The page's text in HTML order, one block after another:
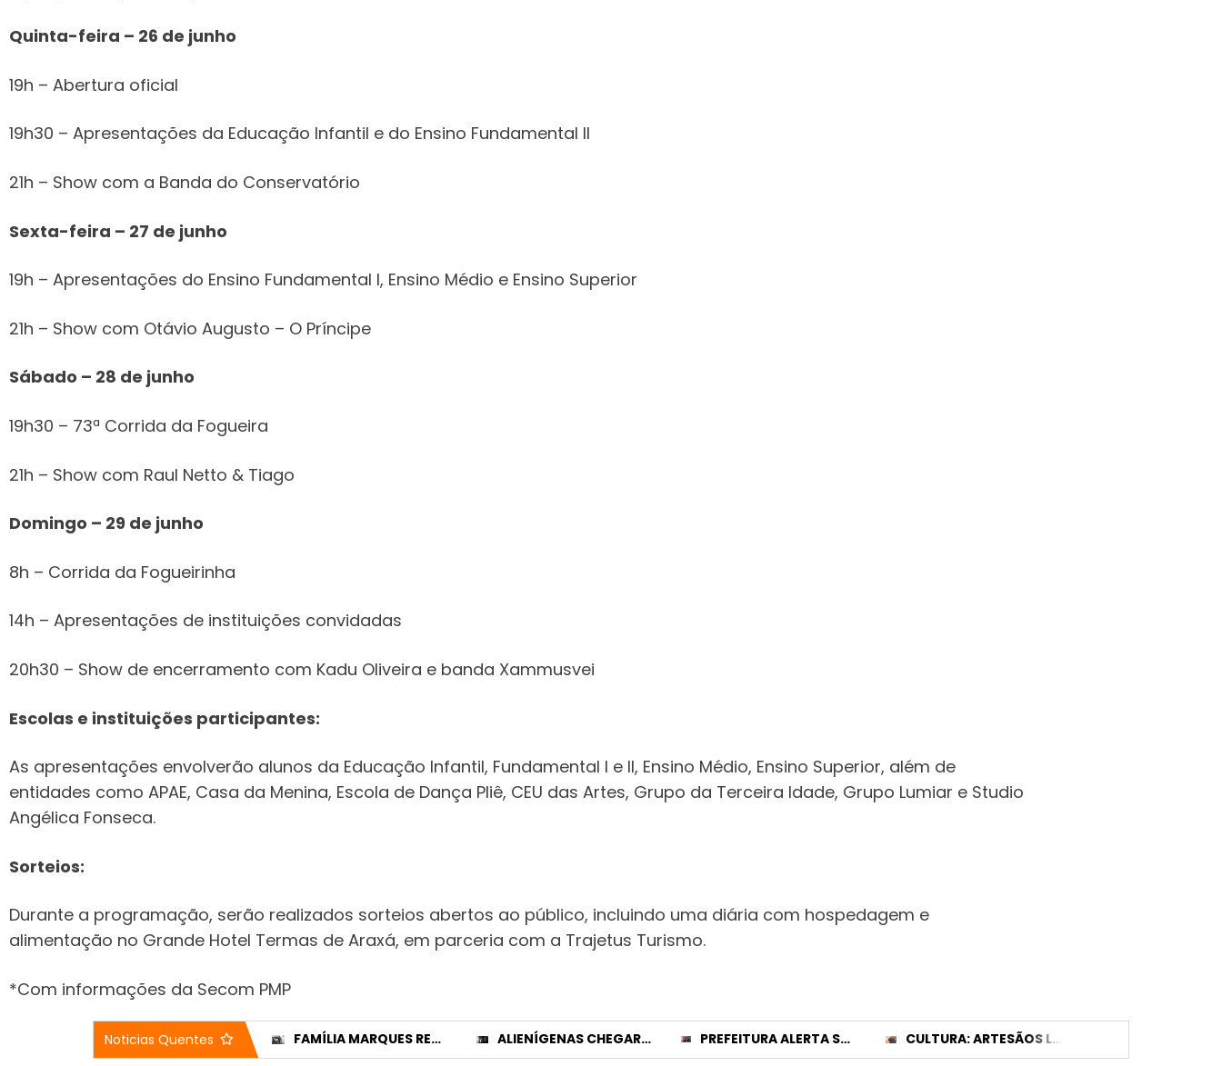
Quinta-feira – 26 de junho
19h – Abertura oficial
19h30 – Apresentações da Educação Infantil e do Ensino Fundamental II
21h – Show com a Banda do Conservatório
Sexta-feira – 27 de junho
19h – Apresentações do Ensino Fundamental I, Ensino Médio e Ensino Superior
21h – Show com Otávio Augusto – O Príncipe
Sábado – 28 de junho
19h30 – 73ª Corrida da Fogueira
21h – Show com Raul Netto & Tiago
Domingo – 29 de junho
8h – Corrida da Fogueirinha
14h – Apresentações de instituições convidadas
20h30 – Show de encerramento com Kadu Oliveira e banda Xammusvei
Escolas e instituições participantes:
As apresentações envolverão alunos da Educação Infantil, Fundamental I e II, Ensino Médio, Ensino Superior, além de
entidades como APAE, Casa da Menina, Escola de Dança Pliê, CEU das Artes, Grupo da Terceira Idade, Grupo Lumiar e Studio
Angélica Fonseca.
Sorteios:
Durante a programação, serão realizados sorteios abertos ao público, incluindo uma diária com hospedagem e
alimentação no Grande Hotel Termas de Araxá, em parceria com a Trajetus Turismo.
*Com informações da Secom PMP
Noticias Quentes DIFUSORA 98 ANUNCIA DIEGO BARBOSA COMO NOVO DIRETOR ARTÍSTICO E AO LADO DE STEFÂNIA OTTO NO ‘OBA OBA’ FAMÍLIA MARQUES REPASSA R$ 75.733,60 AO HOSPITAL DO CÂNCER DE PATROCÍNIO ALIENÍGENAS CHEGARÃO À TERRA EM NOVEMBRO DESTE ANO, REVELOU VIDENTE BÚLGARA PREFEITURA ALERTA SOBRE SIMULADO DE SALVAMENTO VEICULAR E INTERDIÇÃO DE TRÂNSITO NESTE SÁBADO (08) CULTURA: ARTESÃOS LOCAIS GANHARÃO DESTAQUE EM FEIRA DE ARTESANATO NA PRAÇA SANTA LUZIA